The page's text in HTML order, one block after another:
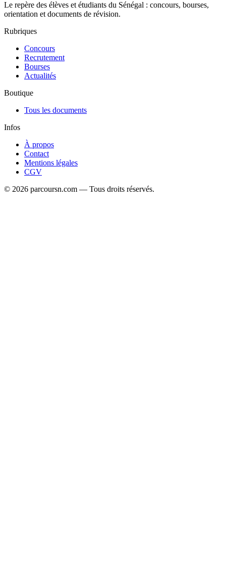
Le repère des élèves et étudiants du Sénégal : concours, bourses,
orientation et documents de révision.
Rubriques
Concours
Recrutement
Bourses
Actualités
Boutique
Tous les documents
Infos
À propos
Contact
Mentions légales
CGV
© 2026 parcoursn.com — Tous droits réservés.